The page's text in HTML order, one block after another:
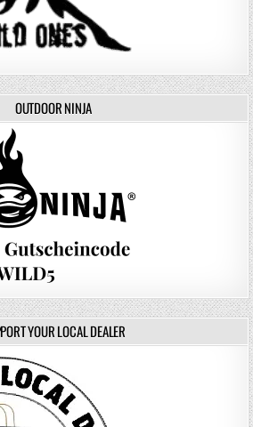
OUTDOOR NINJA
YOUR LOCAL DEALER